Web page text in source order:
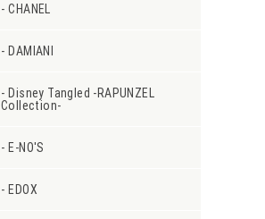
CHANEL
DAMIANI
Disney Tangled -RAPUNZEL
Collection-
E-NO'S
EDOX